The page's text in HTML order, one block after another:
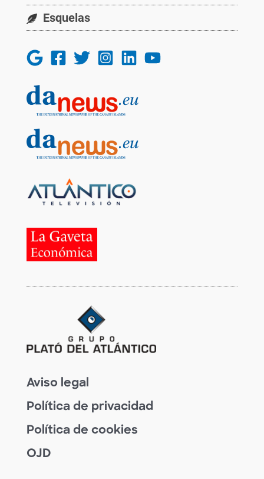
Esquelas
Aviso legal
Política de privacidad
Política de cookies
OJD